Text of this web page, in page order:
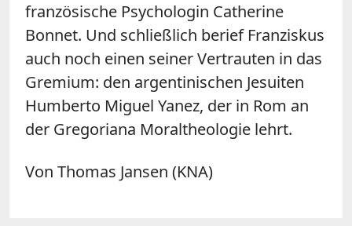
französische Psychologin Catherine
Bonnet. Und schließlich berief Franziskus
auch noch einen seiner Vertrauten in das
Gremium: den argentinischen Jesuiten
Humberto Miguel Yanez, der in Rom an
der Gregoriana Moraltheologie lehrt.
Von Thomas Jansen (KNA)